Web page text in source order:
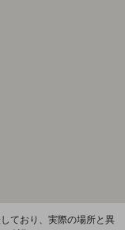
ており、実際の場所と異